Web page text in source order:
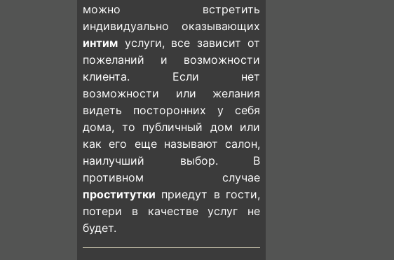
можно встретить
индивидуально оказывающих
интим услуги, все зависит от
пожеланий и возможности
клиента. Если нет
возможности или желания
видеть посторонних у себя
дома, то публичный дом или
как его еще называют салон,
наилучший выбор. В
противном случае
проститутки приедут в гости,
потери в качестве услуг не
будет.